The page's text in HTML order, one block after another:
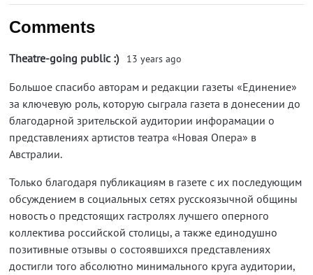
Comments
Theatre-going public :) 13 years ago
Большое спасибо авторам и редакции газеты «Единение»
за ключевую роль, которую сыграла газета в донесении до
благодарной зрительской аудитории инфорамации о
представлениях артистов театра «Новая Опера» в
Австралии.
Только благодаря публикациям в газете с их последующим
обсуждением в социальных сетях русскоязычной общины
новость о предстоящих гастролях лучшего оперного
коллектива российской столицы, а также единодушно
позитивные отзывы о состоявшихся представлениях
достигли того абсолютно минимального круга аудитории,